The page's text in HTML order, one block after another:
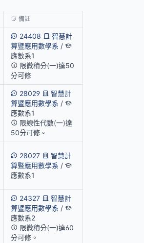
備註
24408
智慧計
算暨應用數學系 /
應數系1
限微積分(一)達50
分可修
28029
智慧計
算暨應用數學系 /
應數系1
限線性代數(一)達
50分可修。
28027
智慧計
算暨應用數學系 /
應數系1
24327
智慧計
算暨應用數學系 /
應數系2
限微積分(一)達60
分可修。